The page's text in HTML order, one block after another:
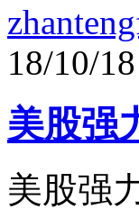
18/10/18
美股强
美股强